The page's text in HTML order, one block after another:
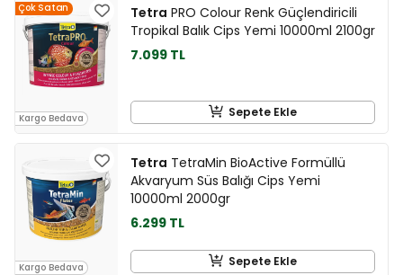
Çok Satan
Kargo Bedava
Tetra PRO Colour Renk Güçlendiricili
Tropikal Balık Cips Yemi 10000ml 2100gr
7.099 TL
Sepete Ekle
Kargo Bedava
Tetra TetraMin BioActive Formüllü
Akvaryum Süs Balığı Cips Yemi
10000ml 2000gr
6.299 TL
Sepete Ekle